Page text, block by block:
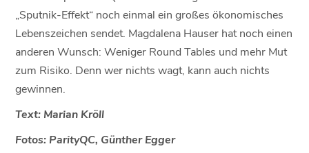
„Sputnik-Effekt“ noch einmal ein großes ökonomisches
Lebenszeichen sendet. Magdalena Hauser hat noch einen
anderen Wunsch: Weniger Round Tables und mehr Mut
zum Risiko. Denn wer nichts wagt, kann auch nichts
gewinnen.
Text: Marian Kröll
Fotos: ParityQC, Günther Egger